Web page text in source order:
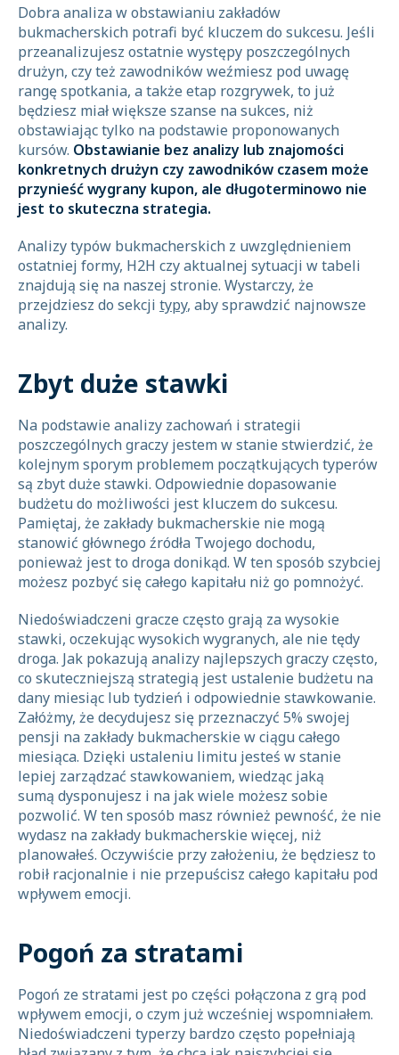
Dobra analiza w obstawianiu zakładów
bukmacherskich potrafi być kluczem do sukcesu. Jeśli
przeanalizujesz ostatnie występy poszczególnych
drużyn, czy też zawodników weźmiesz pod uwagę
rangę spotkania, a także etap rozgrywek, to już
będziesz miał większe szanse na sukces, niż
obstawiając tylko na podstawie proponowanych
kursów. Obstawianie bez analizy lub znajomości
konkretnych drużyn czy zawodników czasem może
przynieść wygrany kupon, ale długoterminowo nie
jest to skuteczna strategia.
Analizy typów bukmacherskich z uwzględnieniem
ostatniej formy, H2H czy aktualnej sytuacji w tabeli
znajdują się na naszej stronie. Wystarczy, że
przejdziesz do sekcji typy, aby sprawdzić najnowsze
analizy.
Zbyt duże stawki
Na podstawie analizy zachowań i strategii
poszczególnych graczy jestem w stanie stwierdzić, że
kolejnym sporym problemem początkujących typerów
są zbyt duże stawki. Odpowiednie dopasowanie
budżetu do możliwości jest kluczem do sukcesu.
Pamiętaj, że zakłady bukmacherskie nie mogą
stanowić głównego źródła Twojego dochodu,
ponieważ jest to droga donikąd. W ten sposób szybciej
możesz pozbyć się całego kapitału niż go pomnożyć.
Niedoświadczeni gracze często grają za wysokie
stawki, oczekując wysokich wygranych, ale nie tędy
droga. Jak pokazują analizy najlepszych graczy często,
co skuteczniejszą strategią jest ustalenie budżetu na
dany miesiąc lub tydzień i odpowiednie stawkowanie.
Załóżmy, że decydujesz się przeznaczyć 5% swojej
pensji na zakłady bukmacherskie w ciągu całego
miesiąca. Dzięki ustaleniu limitu jesteś w stanie
lepiej zarządzać stawkowaniem, wiedząc jaką
sumą dysponujesz i na jak wiele możesz sobie
pozwolić. W ten sposób masz również pewność, że nie
wydasz na zakłady bukmacherskie więcej, niż
planowałeś. Oczywiście przy założeniu, że będziesz to
robił racjonalnie i nie przepuścisz całego kapitału pod
wpływem emocji.
Pogoń za stratami
Pogoń ze stratami jest po części połączona z grą pod
wpływem emocji, o czym już wcześniej wspomniałem.
Niedoświadczeni typerzy bardzo często popełniają